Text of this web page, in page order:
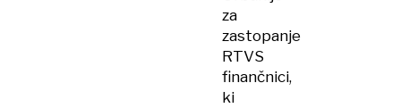
za
zastopanje
RTVS
finančnici,
ki